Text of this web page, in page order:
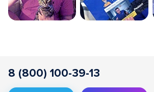
8 (800) 100-39-13